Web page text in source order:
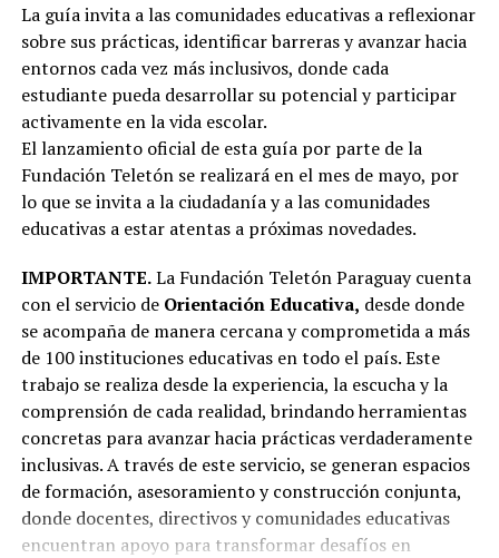
La guía invita a las comunidades educativas a reflexionar
sobre sus prácticas, identificar barreras y avanzar hacia
entornos cada vez más inclusivos, donde cada
estudiante pueda desarrollar su potencial y participar
activamente en la vida escolar.
El lanzamiento oficial de esta guía por parte de la
Fundación Teletón se realizará en el mes de mayo, por
lo que se invita a la ciudadanía y a las comunidades
educativas a estar atentas a próximas novedades.
IMPORTANTE.La Fundación Teletón Paraguay cuenta
con el servicio de Orientación Educativa, desde donde
se acompaña de manera cercana y comprometida a más
de 100 instituciones educativas en todo el país. Este
trabajo se realiza desde la experiencia, la escucha y la
comprensión de cada realidad, brindando herramientas
concretas para avanzar hacia prácticas verdaderamente
inclusivas. A través de este servicio, se generan espacios
de formación, asesoramiento y construcción conjunta,
donde docentes, directivos y comunidades educativas
encuentran apoyo para transformar desafíos en